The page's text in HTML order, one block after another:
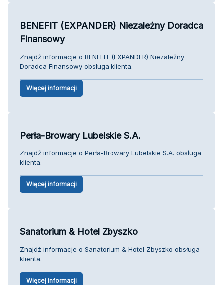
BENEFIT (EXPANDER) Niezależny Doradca
Finansowy
Znajdź informacje o BENEFIT (EXPANDER) Niezależny
Doradca Finansowy obsługa klienta.
Więcej informacji
Perła-Browary Lubelskie S.A.
Znajdź informacje o Perła-Browary Lubelskie S.A. obsługa
klienta.
Więcej informacji
Sanatorium & Hotel Zbyszko
Znajdź informacje o Sanatorium & Hotel Zbyszko obsługa
klienta.
Więcej informacji